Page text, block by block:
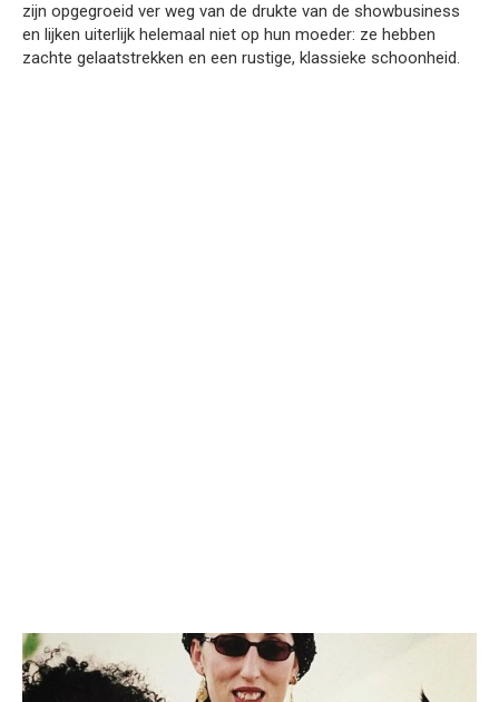
zijn opgegroeid ver weg van de drukte van de showbusiness
en lijken uiterlijk helemaal niet op hun moeder: ze hebben
zachte gelaatstrekken en een rustige, klassieke schoonheid.